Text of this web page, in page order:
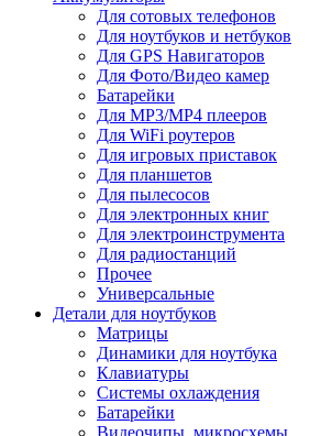
Для сотовых телефонов
Для ноутбуков и нетбуков
Для GPS Навигаторов
Для Фото/Видео камер
Батарейки
Для MP3/MP4 плееров
Для WiFi роутеров
Для игровых приставок
Для планшетов
Для пылесосов
Для электронных книг
Для электроинструмента
Для радиостанций
Прочее
Универсальные
Детали для ноутбуков
Матрицы
Динамики для ноутбука
Клавиатуры
Системы охлаждения
Батарейки
Видеочипы, микросхемы